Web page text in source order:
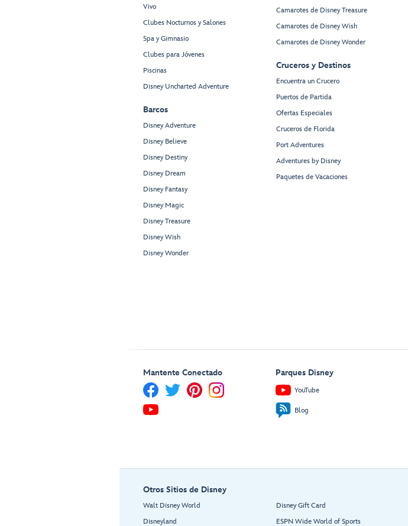
Vivo
Clubes Nocturnos y Salones
Spa y Gimnasio
Clubes para Jóvenes
Piscinas
Disney Uncharted Adventure
Barcos
Disney Adventure
Disney Believe
Disney Destiny
Disney Dream
Disney Fantasy
Disney Magic
Disney Treasure
Disney Wish
Disney Wonder
Camarotes de Disney Treasure
Camarotes de Disney Wish
Camarotes de Disney Wonder
Cruceros y Destinos
Encuentra un Crucero
Puertos de Partida
Ofertas Especiales
Cruceros de Florida
Port Adventures
Adventures by Disney
Paquetes de Vacaciones
Mantente Conectado Parques Disney
YouTube
Blog
Otros Sitios de Disney
Walt Disney World
Disneyland
Disney Gift Card
ESPN Wide World of Sports